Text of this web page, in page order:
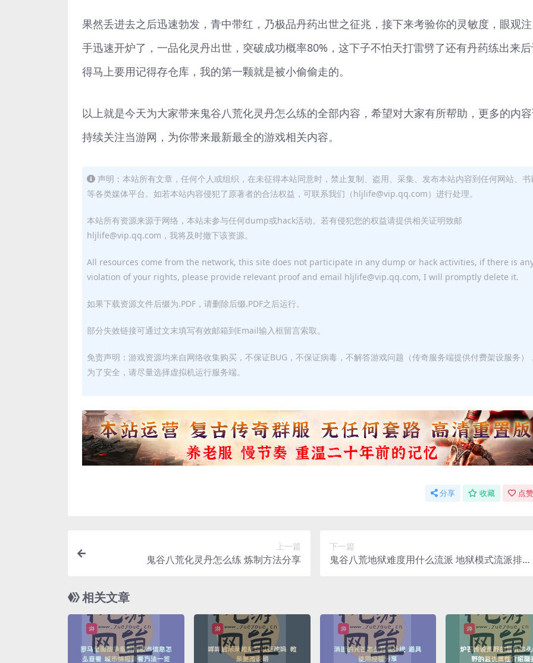
果然丢进去之后迅速勃发，青中带红，乃极品丹药出世之征兆，接下来考验你的灵敏度，眼观注
手迅速开炉了，一品化灵丹出世，突破成功概率80%，这下子不怕天打雷劈了还有丹药练出来
得马上要用记得存仓库，我的第一颗就是被小偷偷走的。
以上就是今天为大家带来鬼谷八荒化灵丹怎么练的全部内容，希望对大家有所帮助，更多的内
持续关注当游网，为你带来最新最全的游戏相关内容。
声明：本站所有文章，任何个人或组织，在未征得本站同意时，禁止复制、盗用、采集、发布本站内容到任何网站、书
等各类媒体平台。如若本站内容侵犯了原著者的合法权益，可联系我们（hljlife@vip.qq.com）进行处理。
本站所有资源来源于网络，本站未参与任何dump或hack活动。若有侵犯您的权益请提供相关证明致邮
hljlife@vip.qq.com，我将及时撤下该资源。
All resources come from the network, this site does not participate in any dump or hack activities, if there is
violation of your rights, please provide relevant proof and email hljlife@vip.qq.com, I will promptly delete it.
如果下载资源文件后缀为.PDF，请删除后缀.PDF之后运行。
部分失效链接可通过文末填写有效邮箱到Email输入框留言索取。
免责声明：游戏资源均来自网络收集购买，不保证BUG，不保证病毒，不解答游戏问题（传奇服务端提供付费架设服务），
为了安全，请尽量选择虚拟机运行服务端。
分享 收藏 点
上一篇
鬼谷八荒化灵丹怎么练 炼制方法分享
下一篇
鬼谷八荒地狱难度用什么流派 地狱模式流派排名
相关文章